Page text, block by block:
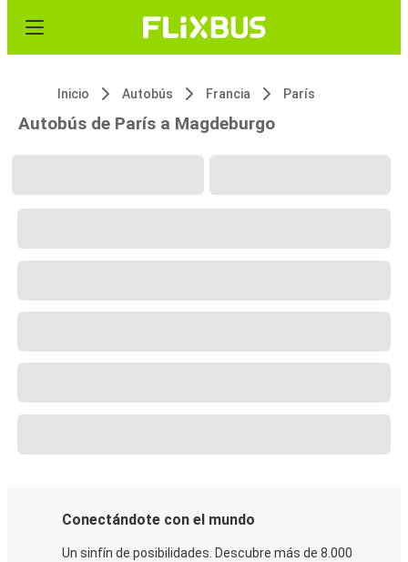
Inicio Autobús Francia París
Autobús de París a Magdeburgo
Conectándote con el mundo
Un sinfín de posibilidades. Descubre más de 8.000